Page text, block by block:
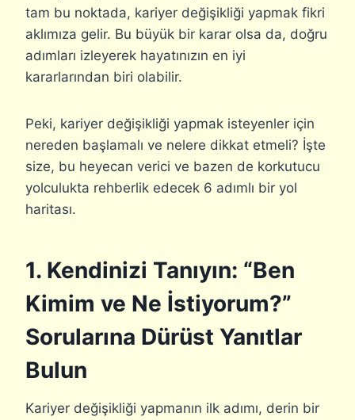
tam bu noktada, kariyer değişikliği yapmak fikri
aklımıza gelir. Bu büyük bir karar olsa da, doğru
adımları izleyerek hayatınızın en iyi
kararlarından biri olabilir.
Peki, kariyer değişikliği yapmak isteyenler için
nereden başlamalı ve nelere dikkat etmeli? İşte
size, bu heyecan verici ve bazen de korkutucu
yolculukta rehberlik edecek 6 adımlı bir yol
haritası.
1. Kendinizi Tanıyın: “Ben
Kimim ve Ne İstiyorum?”
Sorularına Dürüst Yanıtlar
Bulun
Kariyer değişikliği yapmanın ilk adımı, derin bir